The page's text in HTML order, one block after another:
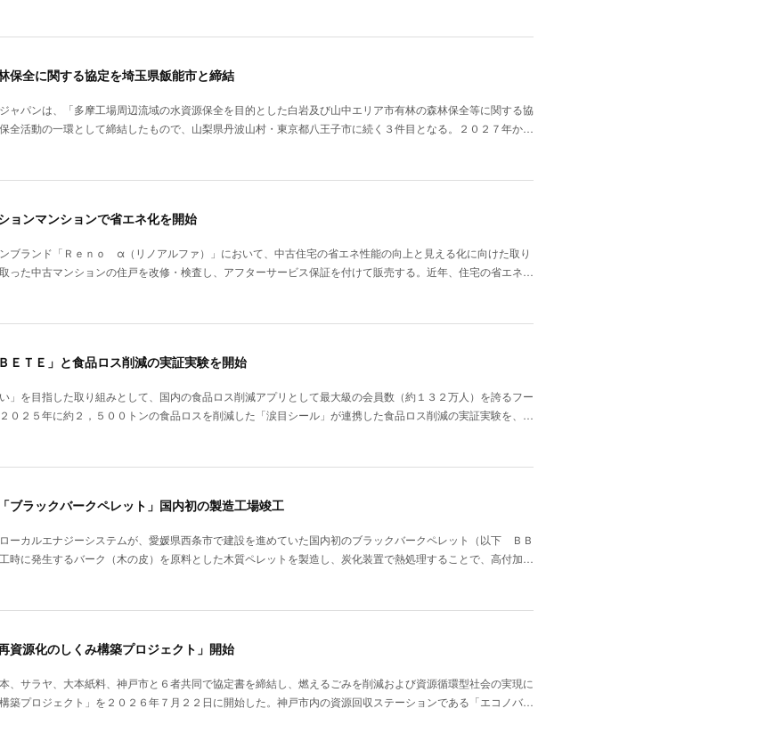
全に関する協定を埼玉県飯能市と締結
ャパンは、「多摩工場周辺流域の水資源保全を目的とした白岩及び山中エリア市有林の森林保全等に関する協
全活動の一環として締結したもので、山梨県丹波山村・東京都八王子市に続く３件目となる。２０２７年か…
ンマンションで省エネ化を開始
ブランド「Ｒｅｎｏ α（リノアルファ）」において、中古住宅の省エネ性能の向上と見える化に向けた取り
った中古マンションの住戸を改修・検査し、アフターサービス保証を付けて販売する。近年、住宅の省エネ…
ＴＥ」と食品ロス削減の実証実験を開始
」を目指した取り組みとして、国内の食品ロス削減アプリとして最大級の会員数（約１３２万人）を誇るフー
０２５年に約２，５００トンの食品ロスを削減した「涙目シール」が連携した食品ロス削減の実証実験を、…
ラックバークペレット」国内初の製造工場竣工
ーカルエナジーシステムが、愛媛県西条市で建設を進めていた国内初のブラックバークペレット（以下 ＢＢ
時に発生するバーク（木の皮）を原料とした木質ペレットを製造し、炭化装置で熱処理することで、高付加…
資源化のしくみ構築プロジェクト」開始
、サラヤ、大本紙料、神戸市と６者共同で協定書を締結し、燃えるごみを削減および資源循環型社会の実現に
築プロジェクト」を２０２６年７月２２日に開始した。神戸市内の資源回収ステーションである「エコノバ…